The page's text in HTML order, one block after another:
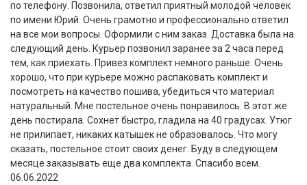
по телефону. Позвонила, ответил приятный молодой человек
по имени Юрий. Очень грамотно и профессионально ответил
на все мои вопросы. Оформили с ним заказ. Доставка была на
следующий день. Курьер позвонил заранее за 2 часа перед
тем, как приехать. Привез комплект немного раньше. Очень
хорошо, что при курьере можно распаковать комплект и
посмотреть на качество пошива, убедиться что материал
натуральный. Мне постельное очень понравилось. В этот же
день постирала. Сохнет быстро, гладила на 40 градусах. Утюг
не прилипает, никаких катышек не образовалось. Что могу
сказать, постельное стоит своих денег. Буду в следующем
месяце заказывать еще два комплекта. Спасибо всем.
06.06.2022